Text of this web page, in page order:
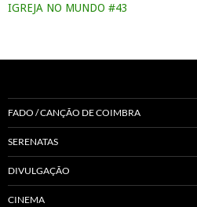
IGREJA NO MUNDO #43
FADO / CANÇÃO DE COIMBRA
SERENATAS
DIVULGAÇÃO
CINEMA